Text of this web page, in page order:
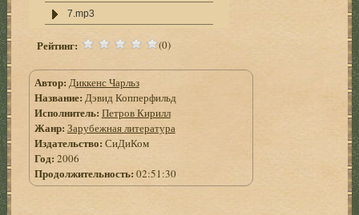
7.mp3
Рейтинг: (0)
Автор: Диккенс Чарльз
Название: Дэвид Копперфильд
Исполнитель: Петров Кирилл
Жанр: Зарубежная литература
Издательство: СиДиКом
Год: 2006
Продолжительность: 02:51:30